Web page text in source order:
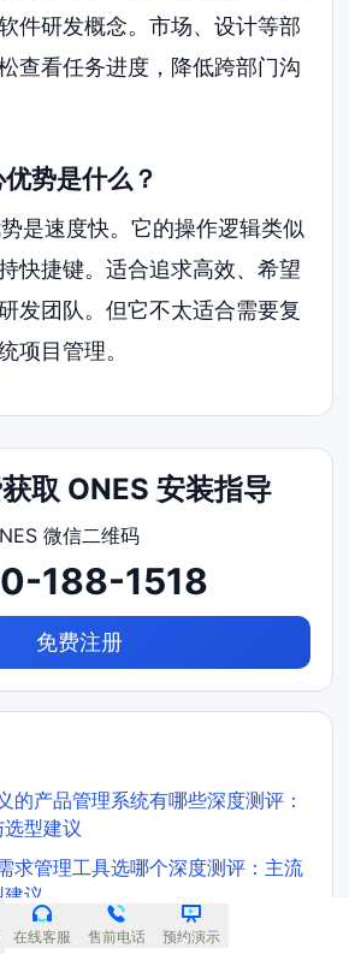
件研发概念。市场、设计等部
查看任务进度，降低跨部门沟
势是什么？
是速度快。它的操作逻辑类似
快捷键。适合追求高效、希望
发团队。但它不太适合需要复
项目管理。
取 ONES 安装指导
188-1518
免费注册
的产品管理系统有哪些深度测评：
型建议
求管理工具选哪个深度测评：主流
议
的需求管理系统选哪个？2026选型
在线客服 售前电话 预约演示